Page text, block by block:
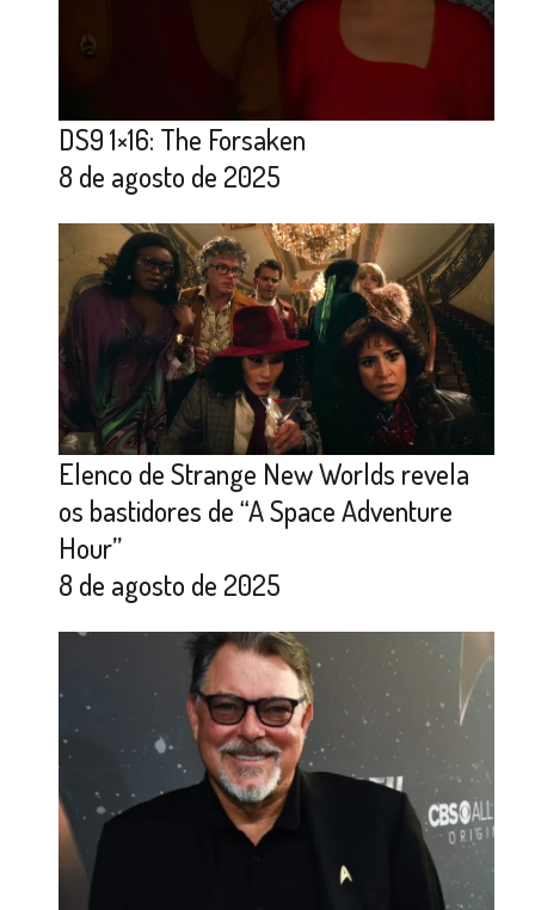
DS9 1×16: The Forsaken
8 de agosto de 2025
Elenco de Strange New Worlds revela
os bastidores de “A Space Adventure
Hour”
8 de agosto de 2025